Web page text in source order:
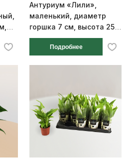
Антуриум «Лили»,
маленький, диаметр
горшка 7 см, высота 25
см
Подробнее